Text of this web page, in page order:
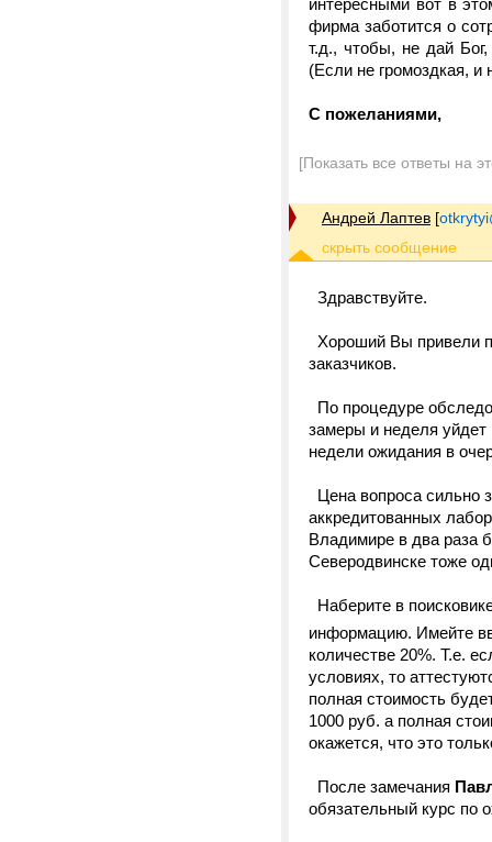
интересными вот в
фирма заботится о
т.д., чтобы, не дай
(Если не громоздкая, и
С пожеланиями,
[Показать все ответы на
Андрей Лаптев [
Здравствуйте.
Хороший Вы привели
заказчиков.
По процедуре
замеры и неделя уйдет
недели ожидания в
Цена вопроса сильно
аккредитованных
Владимире в два раза
Северодвинске тоже
Наберите в
информацию. Имейте
количестве 20%. Т.е.
условиях, то
полная стоимость
1000 руб. а полная
окажется, что это
После замечания
обязательный курс по